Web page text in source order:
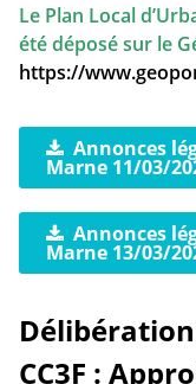
Le Plan Local
été déposé sur le
https://
Annonces
Marne 11/03/
Annonces
Marne 13/03/
Délibération
CC3F :